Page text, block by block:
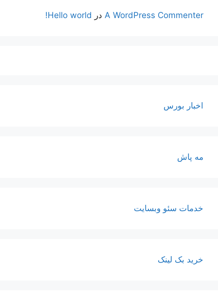
A WordPress Commenter در Hello world!
اخبار بورس
مه پاش
خدمات سئو وبسایت
خرید بک لینک